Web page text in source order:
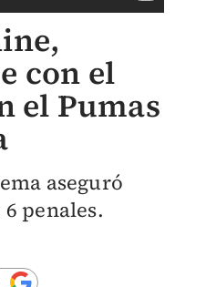
con el
el Pumas
aseguró
penales.